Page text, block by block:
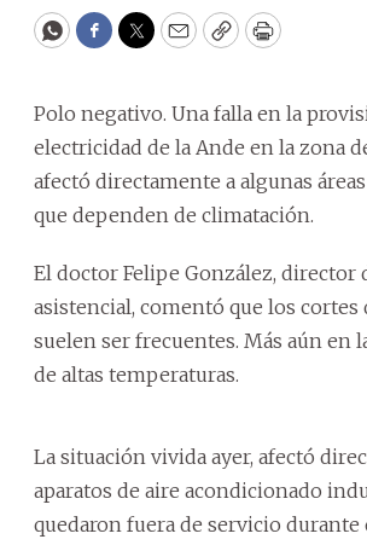
WhatsApp
Facebook
Twitter
EmailCopyPrint
Polo negativo. Una falla en la
electricidad de la Ande en la zona
afectó directamente a algunas
que dependen de climatación.
El doctor Felipe González, director
asistencial, comentó que los cortes
suelen ser frecuentes. Más aún en
de altas temperaturas.
La situación vivida ayer, afectó
aparatos de aire acondicionado
quedaron fuera de servicio